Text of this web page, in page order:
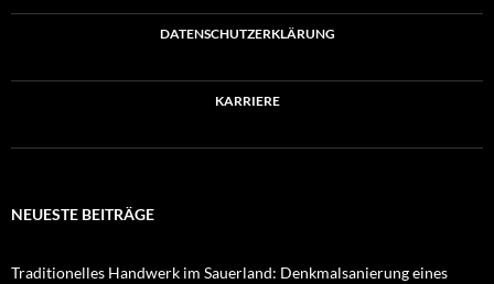
DATENSCHUTZERKLÄRUNG
KARRIERE
NEUESTE BEITRÄGE
Traditionelles Handwerk im Sauerland: Denkmalsanierung eines